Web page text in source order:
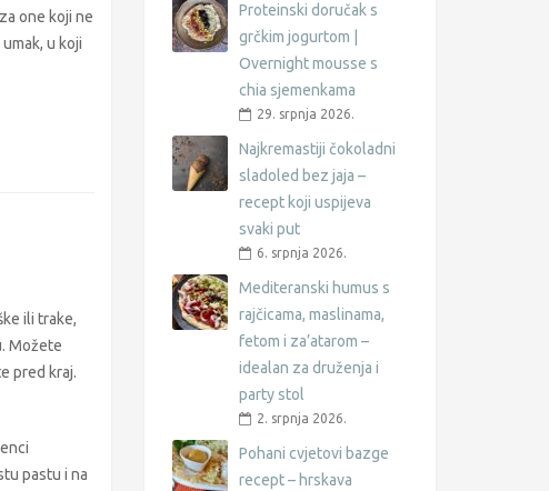
one koji ne
u koji
ili trake,
Možete
pred kraj.
pastu i na
Proteinski doručak s
grčkim jogurtom |
Overnight mousse s
chia sjemenkama
29. srpnja 2026.
Najkremastiji čokoladni
sladoled bez jaja –
recept koji uspijeva
svaki put
6. srpnja 2026.
Mediteranski humus s
rajčicama, maslinama,
fetom i za’atarom –
idealan za druženja i
party stol
2. srpnja 2026.
Pohani cvjetovi bazge
recept – hrskava